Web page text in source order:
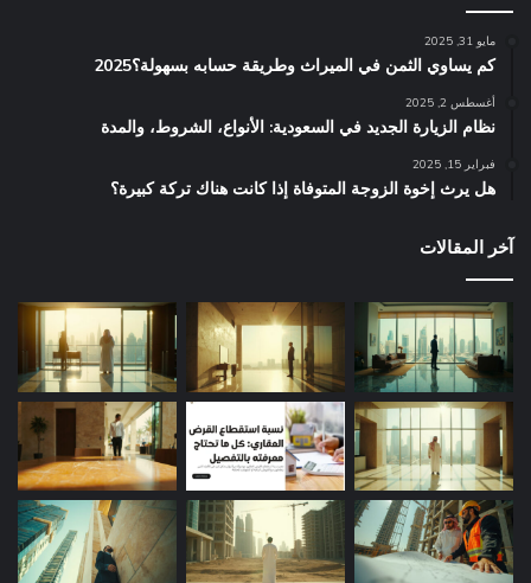
مايو 31, 2025
كم يساوي الثمن في الميراث​ وطريقة حسابه بسهولة؟2025
أغسطس 2, 2025
نظام الزيارة الجديد في السعودية: الأنواع، الشروط، والمدة
فبراير 15, 2025
هل يرث إخوة الزوجة المتوفاة إذا كانت هناك تركة كبيرة؟
آخر المقالات